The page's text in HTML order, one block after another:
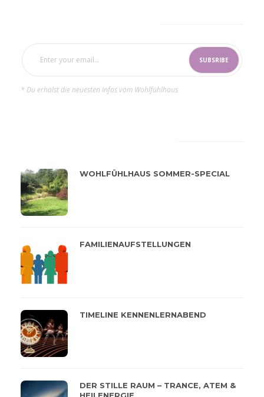
* Du erhälst die neuesten Infos vom Wohlfühlhaus
WOHLFÜHLHAUS SOMMER-SPECIAL
FAMILIENAUFSTELLUNGEN
TIMELINE KENNENLERNABEND
DER STILLE RAUM – TRANCE, ATEM &